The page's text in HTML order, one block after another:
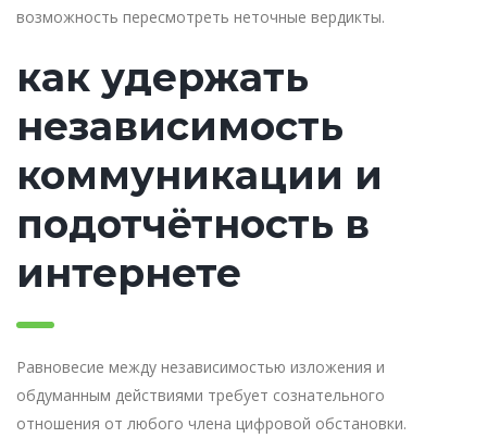
возможность пересмотреть неточные вердикты.
как удержать
независимость
коммуникации и
подотчётность в
интернете
Равновесие между независимостью изложения и
обдуманным действиями требует сознательного
отношения от любого члена цифровой обстановки.